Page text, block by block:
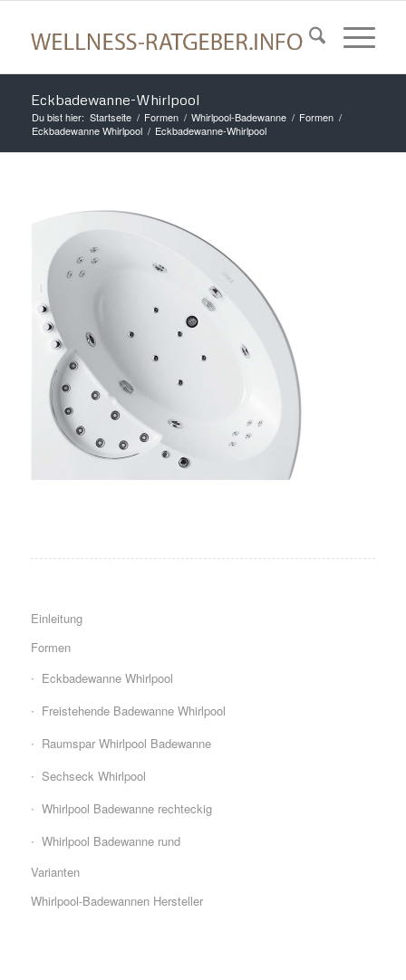
Eckbadewanne-Whirlpool
Du bist hier: Startseite / Formen / Whirlpool-Badewanne / Formen /
Eckbadewanne Whirlpool / Eckbadewanne-Whirlpool
Einleitung
Formen
Eckbadewanne Whirlpool
Freistehende Badewanne Whirlpool
Raumspar Whirlpool Badewanne
Sechseck Whirlpool
Whirlpool Badewanne rechteckig
Whirlpool Badewanne rund
Varianten
Whirlpool-Badewannen Hersteller